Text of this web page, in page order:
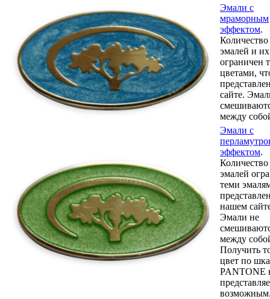
Эмали с
мраморным
эффектом.
Количество
эмалей и
ограничен
цветами,
сайте.
между
Эмали с
эффектом.
эмалей
теми
нашем
Эмали не
между
Получить
цвет по
PANTONE